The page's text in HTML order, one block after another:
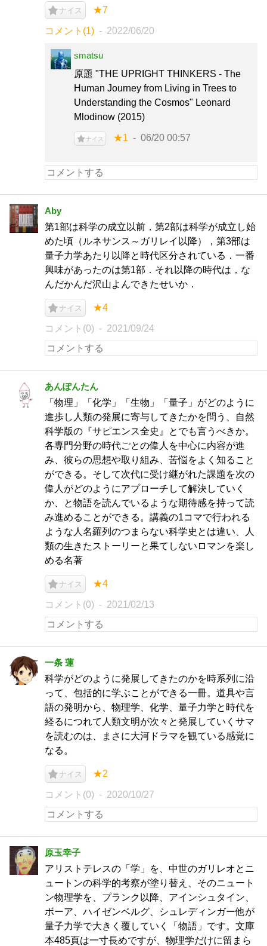
ナイス ★7
コメント(1) 2022/06/20
smatsu
原題 "THE UPRIGHT THINKERS - The
Human Journey from Living in Trees to
Understanding the Cosmos" Leonard
Mlodinow (2015)
ナイス ★1 06/20 00:57
Aby
第1部は科学の成立以前，第2部は科学が成立し始
めた頃（ルネサンス～ガリレイ以降），第3部は
量子力学あたり以降と時代区分されている．一番
興味があったのは第1部．それ以降の時代は，な
んだかんだ沢山よんできたせいか．
ナイス ★4
コメント(0) 2021/09/24
あんぽんたん
「物理」「化学」「生物」「量子」がどのように
進歩し人類の発展に寄与してきたかを問う、自然
科学版の『サピエンス全史』とでも言うべきか。
各専門分野の時代ごとの偉人を中心に内容が進
み、彼らの思想や取り組み、苦悩をよく知ること
ができる。そして次代に受け継がれた課題を次の
偉人がどのようにアプローチして解決していく
か、と物語を読んでいるような期待感を持って読
み進めることができる。講義の1コマで行われる
ような人名羅列のつまらない科学史とは違い、人
類の生きたストーリーと果てしないロマンを楽し
める名著
ナイス ★4
コメント(0) 2021/02/13
一条 蓮
科学がどのように発展してきたのかを時系列に沿
って、包括的に学ぶことができる一冊。道具や言
語の発明から、物理学、化学、量子力学と時代を
経るにつれて人類文明が次々と発展していくサマ
を読むのは、まさに大河ドラマを観ている感覚に
なる。
ナイス ★2
コメント(0) 2020/10/27
原玉幸子
アリストテレスの「学」を、中世のガリレオとニ
ュートンの科学的考察が塗り替え、そのニュート
ン物理学を、プランク以降、アインシュタイン、
ボーア、ハイゼンベルグ、シュレディンガー他が
量子力学で大きく覆していく「物語」です。文庫
本485頁は一寸長めですが、物理学だけに留まら